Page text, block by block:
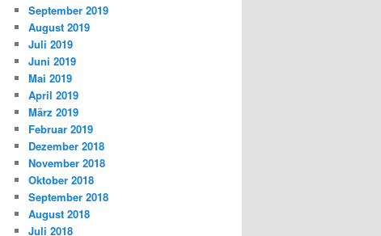
September 2019
August 2019
Juli 2019
Juni 2019
Mai 2019
April 2019
März 2019
Februar 2019
Dezember 2018
November 2018
Oktober 2018
September 2018
August 2018
Juli 2018